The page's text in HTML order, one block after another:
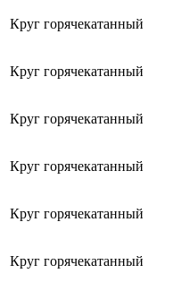
Круг горячекатанный
Круг горячекатанный
Круг горячекатанный
Круг горячекатанный
Круг горячекатанный
Круг горячекатанный